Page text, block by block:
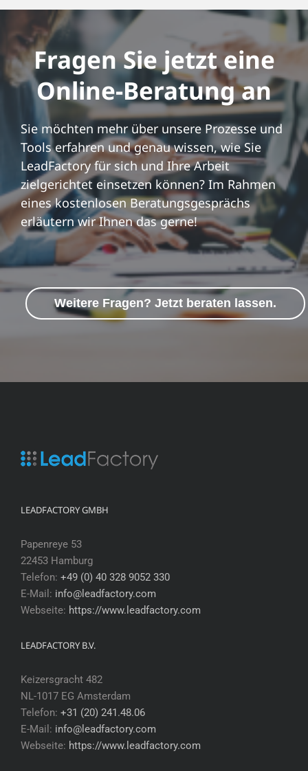
Fragen Sie jetzt eine
Online-Beratung an
Sie möchten mehr über unsere Prozesse und
Tools erfahren und genau wissen, wie Sie
LeadFactory für sich und Ihre Arbeit
zielgerichtet einsetzen können? Im Rahmen
eines kostenlosen Beratungsgesprächs
erläutern wir Ihnen das gerne!
Weitere Fragen? Jetzt beraten lassen.
LEADFACTORY GMBH
Papenreye 53
22453 Hamburg
Telefon: +49 (0) 40 328 9052 330
E-Mail: info@leadfactory.com
Webseite: https://www.leadfactory.com
LEADFACTORY B.V.
Keizersgracht 482
NL-1017 EG Amsterdam
Telefon: +31 (20) 241.48.06
E-Mail: info@leadfactory.com
Webseite: https://www.leadfactory.com